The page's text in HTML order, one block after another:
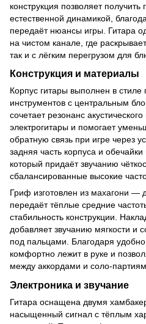
конструкция позволяет
естественной динамикой,
передаёт нюансы игры. Гитара
на чистом канале, где
так и с лёгким перегрузом для
Конструкция и материалы
Корпус гитары выполнен в стиле
инструментов с центральным
сочетает резонанс
электрогитары и помогает
обратную связь при игре через
задняя часть корпуса и
который придаёт звучанию
сбалансированные высокие
Гриф изготовлен из махагони —
передаёт тёплые средние
стабильность конструкции.
добавляет звучанию мягкости и
под пальцами. Благодаря
комфортно лежит в руке и
между аккордами и соло-
Электроника и звучание
Гитара оснащена двумя
насыщенный сигнал с тёплым